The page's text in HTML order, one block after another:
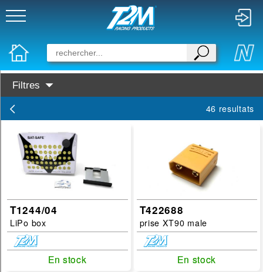
Filtres
Huile Graisse
pneu jante
Roulement
Outillage
Colle
Peinture
46 resultats
T1244/04
LiPo box
En stock
En stock
T422688
prise XT90 male
En stock
En stock